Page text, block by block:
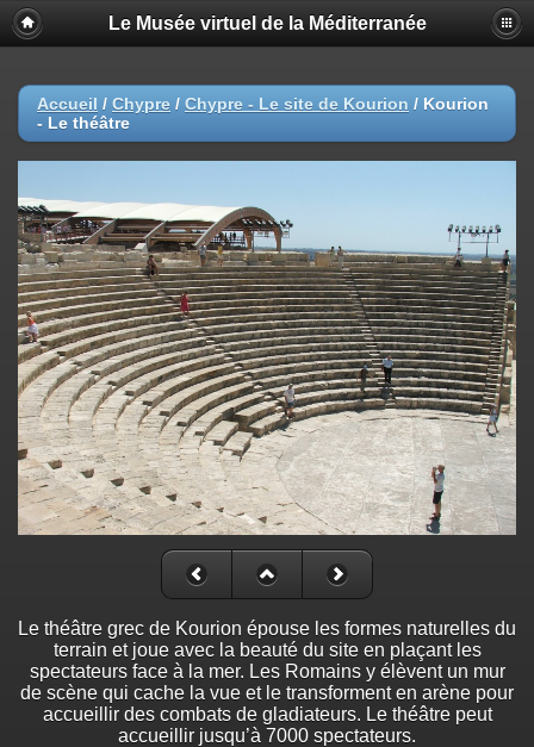
Le Musée virtuel de la Méditerranée
Accueil / Chypre / Chypre - Le site de Kourion / Kourion
- Le théâtre
Le théâtre grec de Kourion épouse les formes naturelles du
terrain et joue avec la beauté du site en plaçant les
spectateurs face à la mer. Les Romains y élèvent un mur
de scène qui cache la vue et le transforment en arène pour
accueillir des combats de gladiateurs. Le théâtre peut
accueillir jusqu’à 7000 spectateurs.